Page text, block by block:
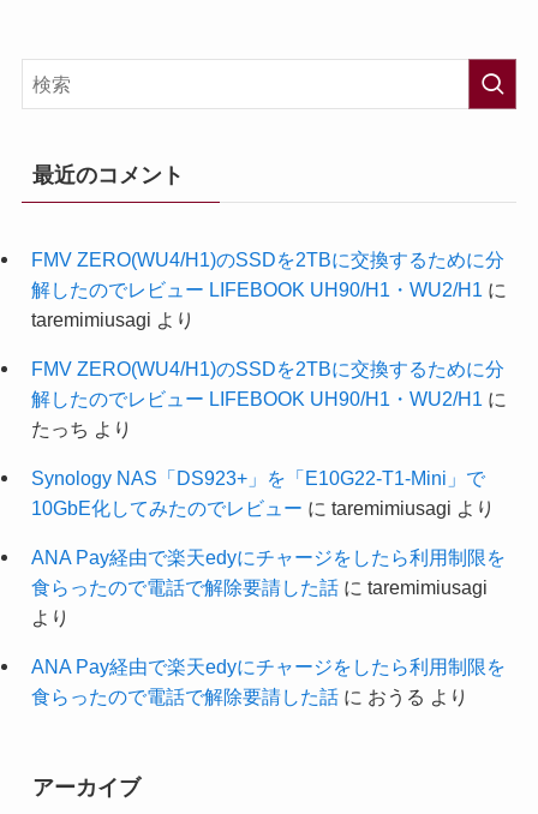
最近のコメント
FMV ZERO(WU4/H1)のSSDを2TBに交換するために分
解したのでレビュー LIFEBOOK UH90/H1・WU2/H1 に
taremimiusagi より
FMV ZERO(WU4/H1)のSSDを2TBに交換するために分
解したのでレビュー LIFEBOOK UH90/H1・WU2/H1 に
たっち より
Synology NAS「DS923+」を「E10G22-T1-Mini」で
10GbE化してみたのでレビュー に taremimiusagi より
ANA Pay経由で楽天edyにチャージをしたら利用制限を
食らったので電話で解除要請した話に taremimiusagi
より
ANA Pay経由で楽天edyにチャージをしたら利用制限を
食らったので電話で解除要請した話に おうる より
アーカイブ